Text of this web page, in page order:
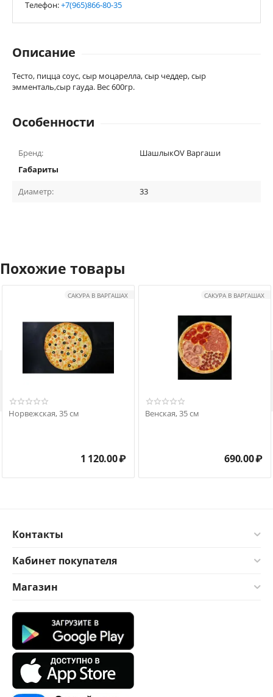
Телефон:+7(965)866-80-35
Описание
Тесто, пицца соус, сыр моцарелла, сыр чеддер, сыр
эмменталь,сыр гауда. Вес 600гр.
Особенности
Бренд:
ШашлыкOV Варгаши
Габариты
Диаметр:
33
Похожие товары
САКУРА В ВАРГАШАХ
Норвежская, 35 см
1 120.00₽
САКУРА В ВАРГАШАХ
Венская, 35 см
690.00₽
Контакты
Кабинет покупателя
Магазин